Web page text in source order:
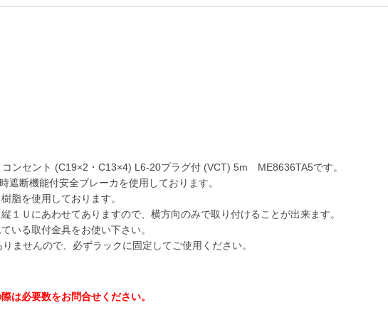
ンセント (C19×2・C13×4) L6-20プラグ付 (VCT) 5m ME8636TA5です。
断機能付安全ブレーカを使用しております。
脂を使用しております。
１Ｕにあわせてありますので、横方向のみで取り付けることが出来ます。
いる取付金具をお使い下さい。
ませんので、必ずラックに固定してご使用ください。
は必要数をお問合せください。